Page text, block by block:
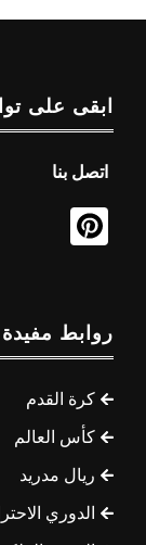
ابقى على
اتصل بنا
روابط مفيدة
كرة القدم
كأس العالم
ريال مدريد
الدوري